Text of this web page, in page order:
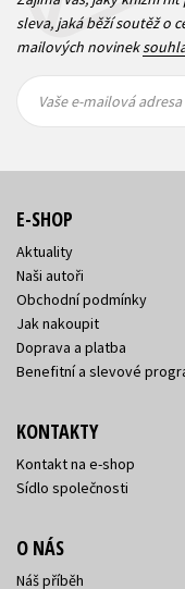
sleva, jaká běží soutěž o
mailových novinek
mailová
mailová
Vaše e-mailová adresa
E-SHOP
Aktuality
Naši autoři
Obchodní podmínky
Jak nakoupit
Doprava a platba
Benefitní a slevové
KONTAKTY
Kontakt na e-shop
Sídlo společnosti
O NÁS
Náš příběh